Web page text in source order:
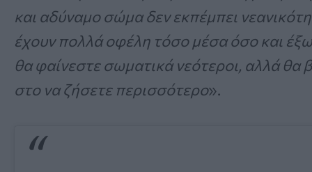
και αδύναμο σώμα δεν εκπέμπει
έχουν πολλά οφέλη τόσο μέσα όσο και
θα φαίνεστε σωματικά νεότεροι, αλλά θα
στο να ζήσετε περισσότερο».